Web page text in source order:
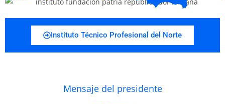
Instituto Técnico Profesional del Norte
Mensaje del presidente